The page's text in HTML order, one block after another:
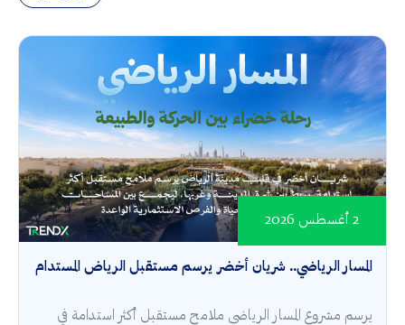
المسار الرياضي.. شريان أخضر يرسم مستقبل الرياض المستدام
2 أغسطس 2026
يرسم مشروع المسار الرياضي ملامح مستقبل أكثر استدامة في